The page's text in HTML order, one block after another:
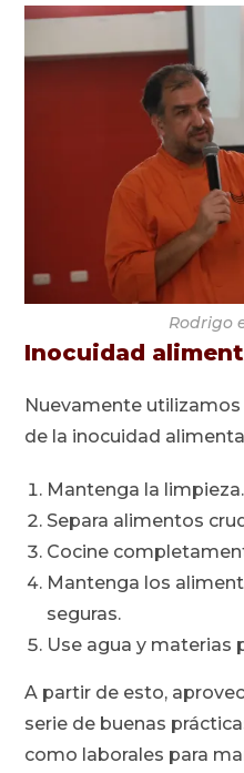
Rodrigo
Inocuidad
Nuevamente
de la inocuidad
Mantenga la limpieza.
Separa alimentos
Cocine
Mantenga los
seguras.
Use agua y materias
A partir de esto,
serie de buenas
como laborales para